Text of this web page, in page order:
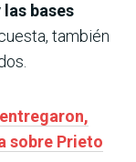
bases
también
sobre Prieto